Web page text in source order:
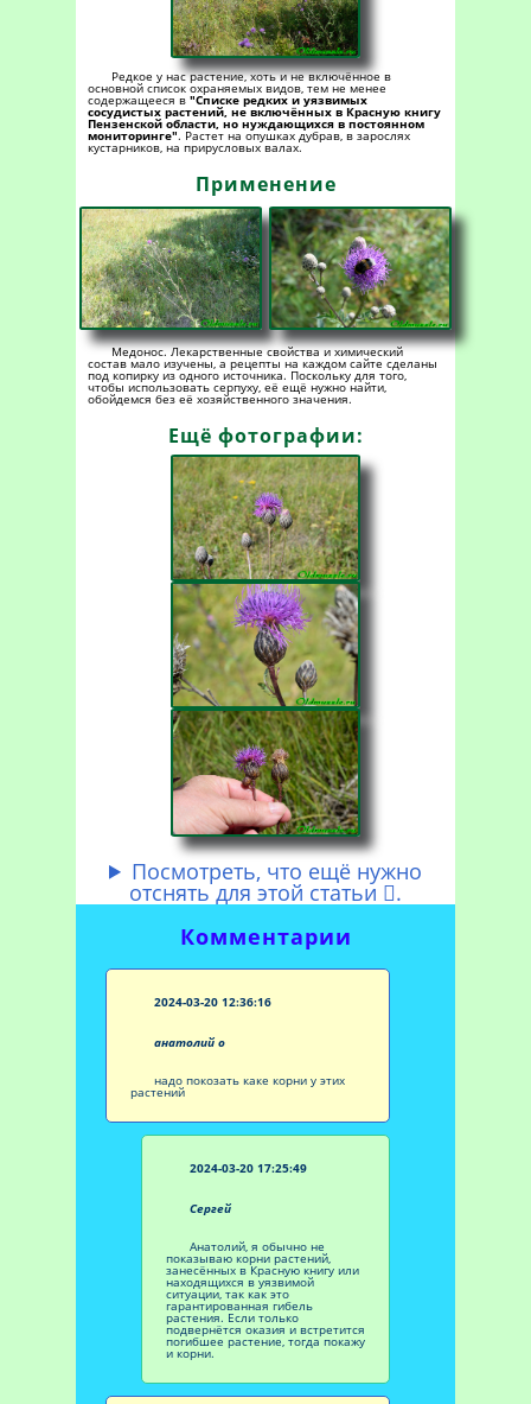
Редкое у нас растение, хоть и не включённое в
основной список охраняемых видов, тем не менее
содержащееся в "Списке редких и уязвимых
сосудистых растений, не включённых в Красную книгу
Пензенской области, но нуждающихся в постоянном
мониторинге". Растет на опушках дубрав, в зарослях
кустарников, на прирусловых валах.
Применение
Медонос. Лекарственные свойства и химический
состав мало изучены, а рецепты на каждом сайте сделаны
под копирку из одного источника. Поскольку для того,
чтобы использовать серпуху, её ещё нужно найти,
обойдемся без её хозяйственного значения.
Ещё фотографии:
Посмотреть, что ещё нужно
отснять для этой статьи .
Комментарии
2024-03-20 12:36:16
анатолий о
надо покозать каке корни у этих
растений
2024-03-20 17:25:49
Сергей
Анатолий, я обычно не
показываю корни растений,
занесённых в Красную книгу или
находящихся в уязвимой
ситуации, так как это
гарантированная гибель
растения. Если только
подвернётся оказия и встретится
погибшее растение, тогда покажу
и корни.